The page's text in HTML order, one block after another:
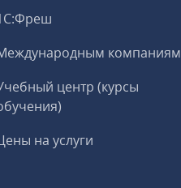
компаниям
центр (курсы
на услуги